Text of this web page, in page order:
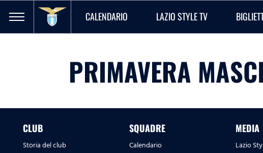
CALENDARIO LAZIO STYLE TV
PRIMAVERA
CLUB
Storia del club
SQUADRE
Calendario
MEDIA
Lazio